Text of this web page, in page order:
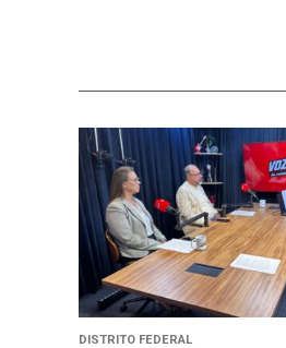
DISTRITO FEDERAL